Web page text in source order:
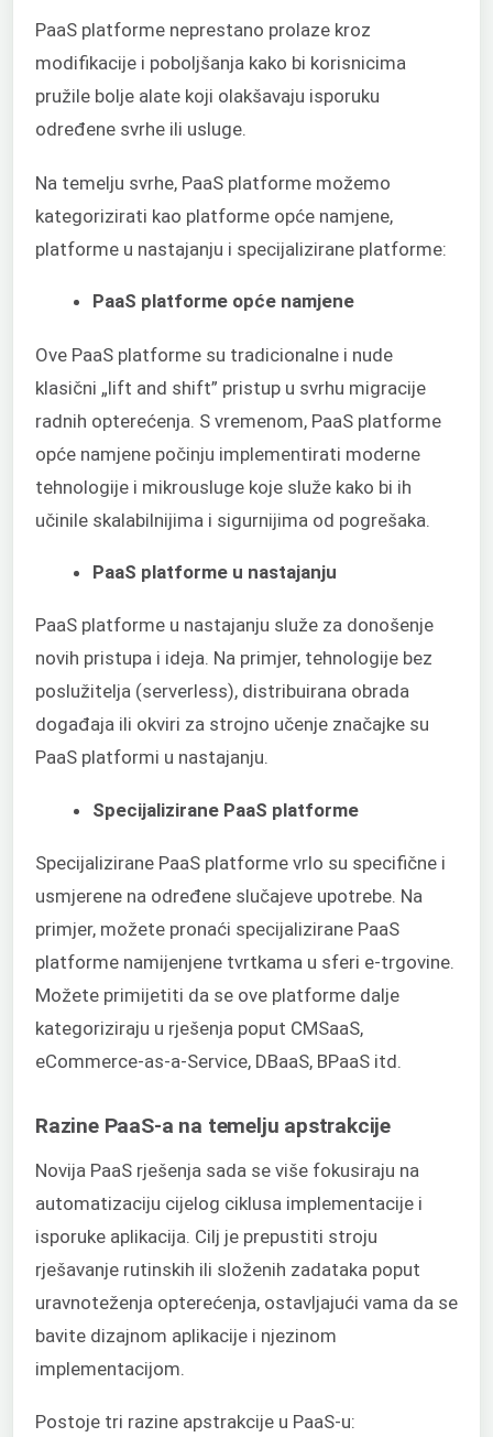
PaaS platforme neprestano prolaze kroz
modifikacije i poboljšanja kako bi korisnicima
pružile bolje alate koji olakšavaju isporuku
određene svrhe ili usluge.
Na temelju svrhe, PaaS platforme možemo
kategorizirati kao platforme opće namjene,
platforme u nastajanju i specijalizirane platforme:
PaaS platforme opće namjene
Ove PaaS platforme su tradicionalne i nude
klasični „lift and shift” pristup u svrhu migracije
radnih opterećenja. S vremenom, PaaS platforme
opće namjene počinju implementirati moderne
tehnologije i mikrousluge koje služe kako bi ih
učinile skalabilnijima i sigurnijima od pogrešaka.
PaaS platforme u nastajanju
PaaS platforme u nastajanju služe za donošenje
novih pristupa i ideja. Na primjer, tehnologije bez
poslužitelja (serverless), distribuirana obrada
događaja ili okviri za strojno učenje značajke su
PaaS platformi u nastajanju.
Specijalizirane PaaS platforme
Specijalizirane PaaS platforme vrlo su specifične i
usmjerene na određene slučajeve upotrebe. Na
primjer, možete pronaći specijalizirane PaaS
platforme namijenjene tvrtkama u sferi e-trgovine.
Možete primijetiti da se ove platforme dalje
kategoriziraju u rješenja poput CMSaaS,
eCommerce-as-a-Service, DBaaS, BPaaS itd.
Razine PaaS-a na temelju apstrakcije
Novija PaaS rješenja sada se više fokusiraju na
automatizaciju cijelog ciklusa implementacije i
isporuke aplikacija. Cilj je prepustiti stroju
rješavanje rutinskih ili složenih zadataka poput
uravnoteženja opterećenja, ostavljajući vama da se
bavite dizajnom aplikacije i njezinom
implementacijom.
Postoje tri razine apstrakcije u PaaS-u: